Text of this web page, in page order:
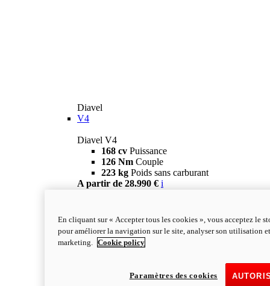
Diavel
V4
Diavel V4
168 cv Puissance
126 Nm Couple
223 kg Poids sans carburant
A partir de 28.990 € i
Diavel V4 RS
182 chPUISSANCE
120 NmCOUPLE
Configurateur En savoir plus
En cliquant sur « Accepter tous les cookies », vous acceptez le
pour améliorer la navigation sur le site, analyser son utilisation
marketing.
Cookie policy
Paramètres des cookies